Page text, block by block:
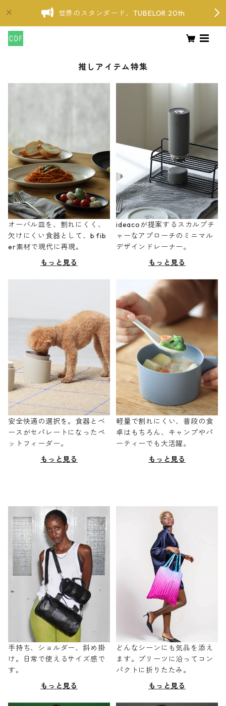
世界のスタンダード、TUBELOR 20th
推しアイテム特集
オーバル皿を、割れにくく、
欠けにくい食器として、b fib
er素材で現代に再現。
もっと見る
ideacoが提案するスカルプチ
ャーなアプローチのミニマル
デザインドレーナー。
もっと見る
安全快適の選択を。食器とベ
ースがセパレートになったペ
ットフィーダー。
もっと見る
軽量で割れにくい、普段の食
卓はもちろん、キャンプやパ
ーティーでも大活躍。
もっと見る
手持ち、ショルダー、斜め掛
け。日常で使えるサイズ感で
す。
もっと見る
どんなシーンにも気品を添え
ます。プリーツに沿ってコン
パクトに折りたたみ。
もっと見る